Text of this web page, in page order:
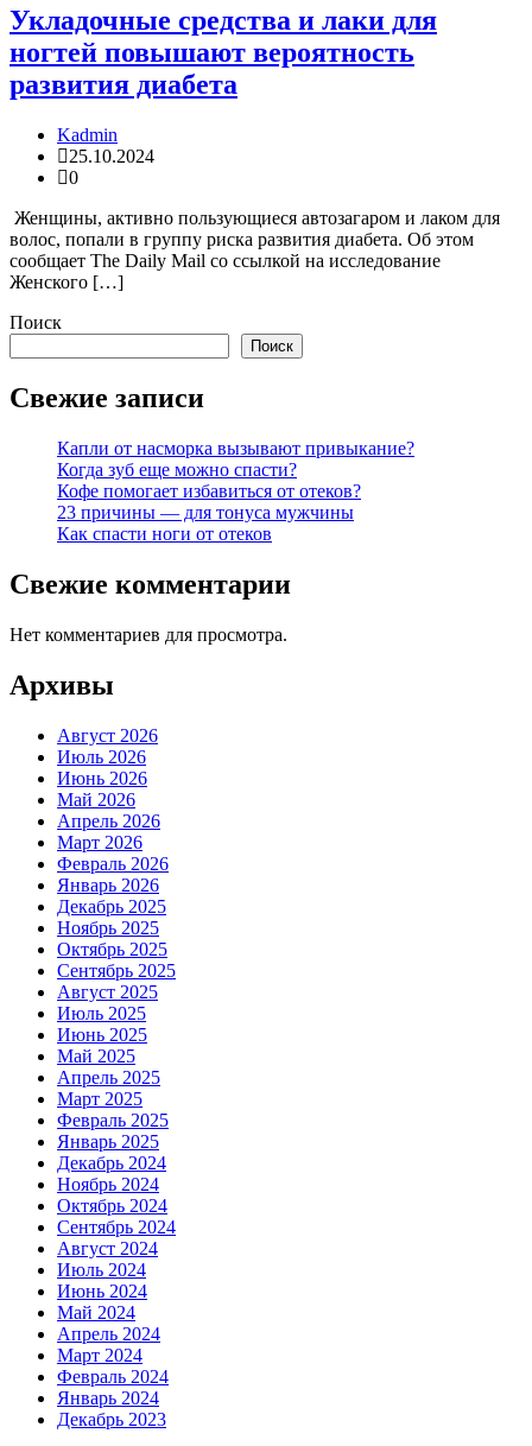
Укладочные средства и лаки для
ногтей повышают вероятность
развития диабета
Kadmin
25.10.2024
0
Женщины, активно пользующиеся автозагаром и лаком для
волос, попали в группу риска развития диабета. Об этом
сообщает The Daily Mail со ссылкой на исследование
Женского […]
Поиск
Поиск
Свежие записи
Капли от насморка вызывают привыкание?
Когда зуб еще можно спасти?
Кофе помогает избавиться от отеков?
23 причины — для тонуса мужчины
Как спасти ноги от отеков
Свежие комментарии
Нет комментариев для просмотра.
Архивы
Август 2026
Июль 2026
Июнь 2026
Май 2026
Апрель 2026
Март 2026
Февраль 2026
Январь 2026
Декабрь 2025
Ноябрь 2025
Октябрь 2025
Сентябрь 2025
Август 2025
Июль 2025
Июнь 2025
Май 2025
Апрель 2025
Март 2025
Февраль 2025
Январь 2025
Декабрь 2024
Ноябрь 2024
Октябрь 2024
Сентябрь 2024
Август 2024
Июль 2024
Июнь 2024
Май 2024
Апрель 2024
Март 2024
Февраль 2024
Январь 2024
Декабрь 2023